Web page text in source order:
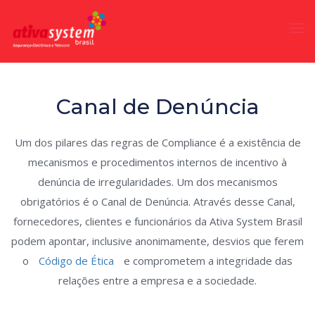
Canal de Denúncia
Um dos pilares das regras de Compliance é a existência de
mecanismos e procedimentos internos de incentivo à
denúncia de irregularidades. Um dos mecanismos
obrigatórios é o Canal de Denúncia. Através desse Canal,
fornecedores, clientes e funcionários da Ativa System Brasil
podem apontar, inclusive anonimamente, desvios que ferem
o
Código de Ética
e comprometem a integridade das
relações entre a empresa e a sociedade.